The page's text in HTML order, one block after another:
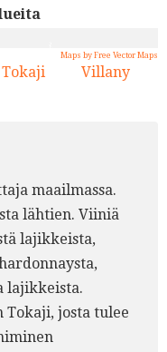
Maps by Free Vector Maps
Tokaji Villany
maailmassa.
lähtien. Viiniä
lajikkeista,
lajikkeista.
josta tulee